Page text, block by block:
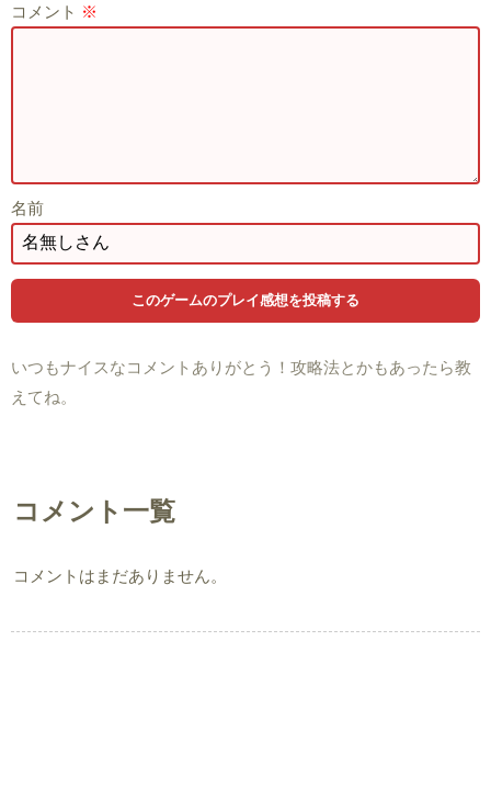
コメント ※
名前
いつもナイスなコメントありがとう！攻略法とかもあったら教
えてね。
コメント一覧
コメントはまだありません。